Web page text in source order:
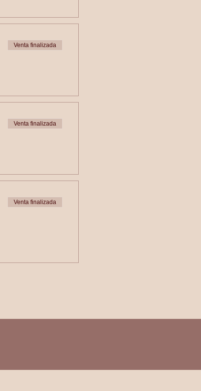
Venta finalizada
Venta finalizada
Venta finalizada